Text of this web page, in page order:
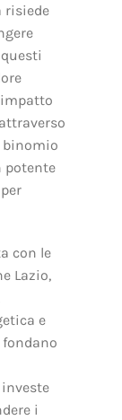
risiede
binomio
potente
con le
Lazio,
e
fondano
investe
i